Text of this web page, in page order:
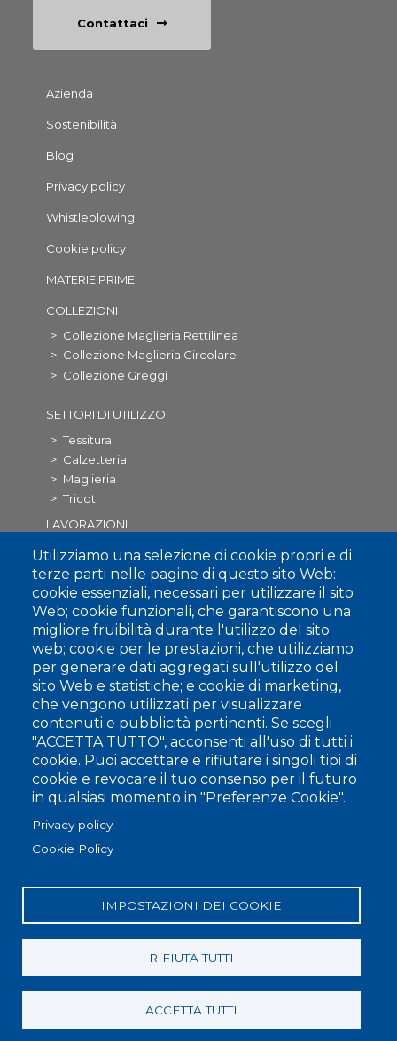
Utilizziamo una selezione di cookie propri e di
terze parti nelle pagine di questo sito Web:
cookie essenziali, necessari per utilizzare il sito
Web; cookie funzionali, che garantiscono una
migliore fruibilità durante l'utilizzo del sito
web; cookie per le prestazioni, che utilizziamo
per generare dati aggregati sull'utilizzo del
sito Web e statistiche; e cookie di marketing,
che vengono utilizzati per visualizzare
contenuti e pubblicità pertinenti. Se scegli
"ACCETTA TUTTO", acconsenti all'uso di tutti i
cookie. Puoi accettare e rifiutare i singoli tipi di
cookie e revocare il tuo consenso per il futuro
in qualsiasi momento in "Preferenze Cookie".
Privacy policy
Cookie Policy
IMPOSTAZIONI DEI COOKIE
RIFIUTA TUTTI
ACCETTA TUTTI
Il cotonificio Olcese Ferrari da oltre un secolo è
produttore di filati italiani artigianali di alta qualità.
Footer
1
Azienda
Sostenibilità
Blog
Privacy policy
Whistleblowing
Cookie policy
Footer
2
MATERIE PRIME
COLLEZIONI
Collezione Maglieria Rettilinea
Collezione Maglieria Circolare
Collezione Greggi
SETTORI DI UTILIZZO
Tessitura
Calzetteria
Maglieria
Tricot
Footer
3
LAVORAZIONI
Filatura
Roccatura
Ritorcitura
Gasatura
Mercerizzazione
TIPOLOGIA FILATO
Filati Naturali
Filati Pregiati
Filati Mercerizzati
Filati Biologici
Filati Sostenibili
Contattaci
Copyright © Cotonificio Olcese Ferrari SpA | C.F. / P.IVA IT
03323340988 | REA BS-524302 | Tutti I diritti riservati | Made with